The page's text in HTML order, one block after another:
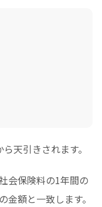
天引きされます。
会保険料の1年間の
額と一致します。